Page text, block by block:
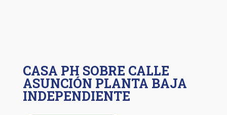
CASA PH SOBRE CALLE
ASUNCIÓN PLANTA BAJA
INDEPENDIENTE